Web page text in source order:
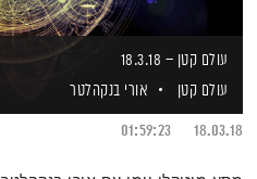
עולם קטן – 18.3.18
עולם קטן
אורי בנקהלטר
18.03.18
01:59:23